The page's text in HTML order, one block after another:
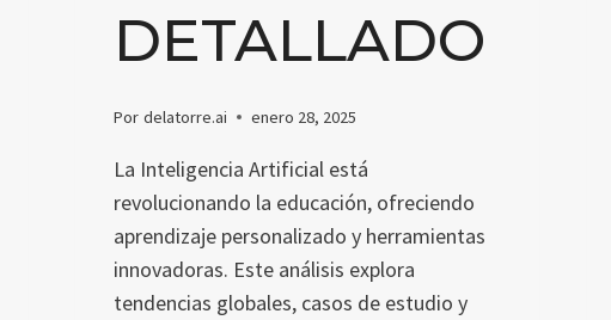
DETALLADO
Por delatorre.ai enero 28, 2025
La Inteligencia Artificial está
revolucionando la educación, ofreciendo
aprendizaje personalizado y herramientas
innovadoras. Este análisis explora
tendencias globales, casos de estudio y